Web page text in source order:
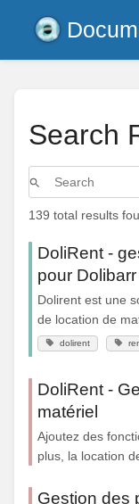
Search
139 total results
DoliRent -
pour Dolibarr
Dolirent est une
de location de
dolirent
DoliRent -
matériel
Ajoutez des
plus, la location
Gestion des